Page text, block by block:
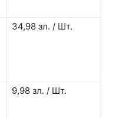
34,98 зл. / Шт.
9,98 зл. / Шт.